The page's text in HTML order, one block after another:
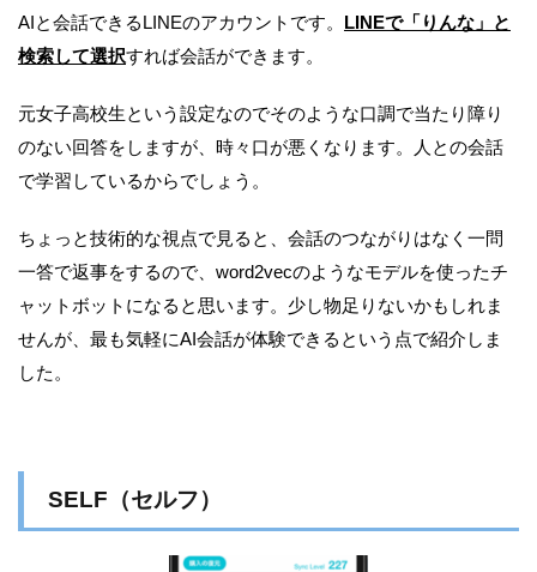
AIと会話できるLINEのアカウントです。 LINEで「りんな」と
検索して選択すれば会話ができます。
元女子高校生という設定なのでそのような口調で当たり障り
のない回答をしますが、時々口が悪くなります。人との会話
で学習しているからでしょう。
ちょっと技術的な視点で見ると、会話のつながりはなく一問
一答で返事をするので、word2vecのようなモデルを使ったチ
ャットボットになると思います。少し物足りないかもしれま
せんが、最も気軽にAI会話が体験できるという点で紹介しま
した。
SELF（セルフ）